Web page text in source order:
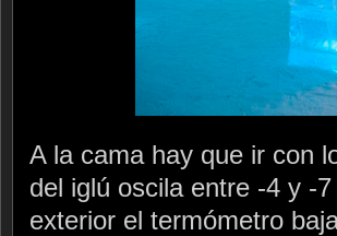
A la cama hay que ir con
del iglú oscila entre -4 y -
exterior el termómetro